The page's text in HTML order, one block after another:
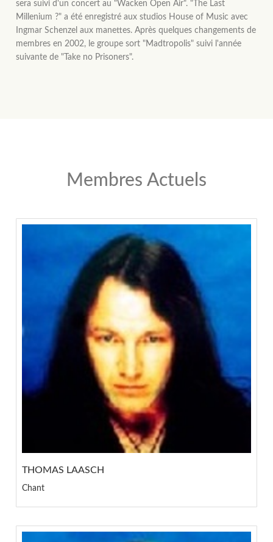
sera suivi d'un concert au "Wacken Open Air". "The Last
Millenium ?" a été enregistré aux studios House of Music avec
Ingmar Schenzel aux manettes. Après quelques changements de
membres en 2002, le groupe sort "Madtropolis" suivi l'année
suivante de "Take no Prisoners".
Membres Actuels
THOMAS LAASCH
Chant